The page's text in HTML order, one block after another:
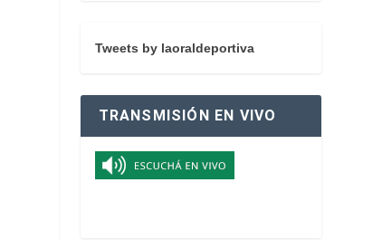
Tweets by laoraldeportiva
TRANSMISIÓN EN VIVO